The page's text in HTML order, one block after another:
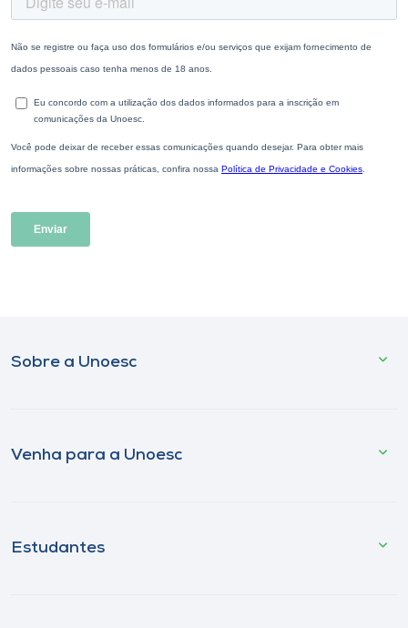
Sobre a Unoesc
Venha para a Unoesc
Estudantes